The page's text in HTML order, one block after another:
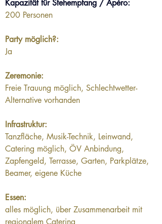
Kapazität für Stehempfang / Apéro:
200 Personen
Party möglich?:
Ja
Zeremonie:
Freie Trauung möglich, Schlechtwetter-
Alternative vorhanden
Infrastruktur:
Tanzfläche, Musik-Technik, Leinwand,
Catering möglich, ÖV Anbindung,
Zapfengeld, Terrasse, Garten, Parkplätze,
Beamer, eigene Küche
Essen:
alles möglich, über Zusammenarbeit mit
regionalem Catering